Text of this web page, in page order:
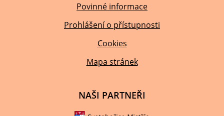
Povinné informace
Prohlášení o přístupnosti
Cookies
Mapa stránek
NAŠI PARTNEŘI